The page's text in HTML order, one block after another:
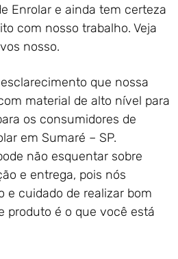
Enrolar e ainda tem certeza
com nosso trabalho. Veja
nosso.
que nossa
material de alto nível para
os consumidores de
em Sumaré – SP.
não esquentar sobre
e entrega, pois nós
e cuidado de realizar bom
produto é o que você está